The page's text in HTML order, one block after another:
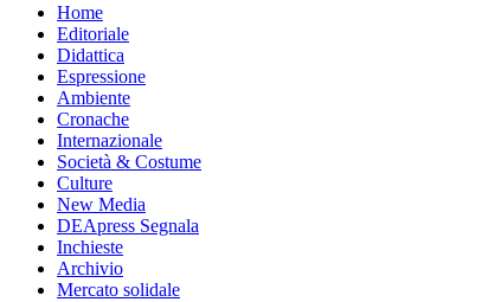
Home
Editoriale
Didattica
Espressione
Ambiente
Cronache
Internazionale
Società & Costume
Culture
New Media
DEApress Segnala
Inchieste
Archivio
Mercato solidale